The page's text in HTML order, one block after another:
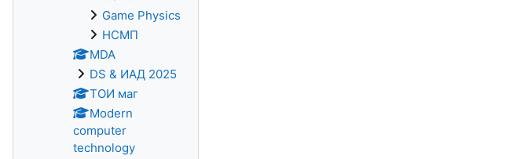
Game Physics
НСМП
MDA
DS & ИАД 2025
ТОИ маг
Modern
computer
technology